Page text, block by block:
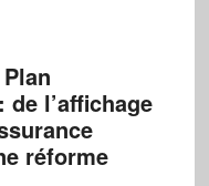
l’affichage
réforme